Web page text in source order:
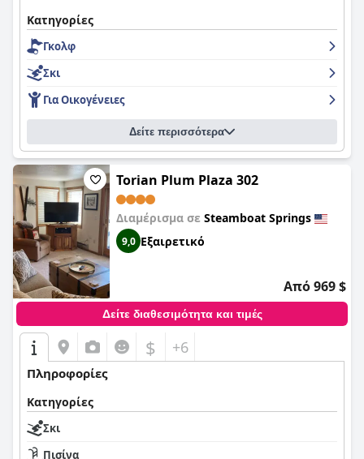
Κατηγορίες
Γκολφ
Σκι
Για Οικογένειες
Δείτε περισσότερα
Torian Plum Plaza 302
Διαμέρισμα σε Steamboat Springs
9,0 Εξαιρετικό
Από 969 $
Δείτε διαθεσιμότητα και τιμές
$ +6
Πληροφορίες
Κατηγορίες
Σκι
Πισίνα